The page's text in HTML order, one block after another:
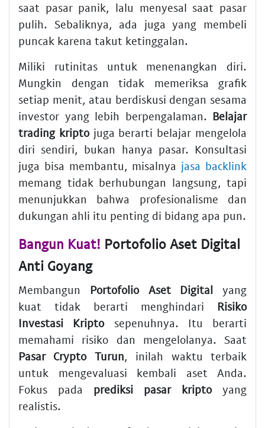
saat pasar panik, lalu menyesal saat pasar
pulih. Sebaliknya, ada juga yang membeli
puncak karena takut ketinggalan.
Miliki rutinitas untuk menenangkan diri.
Mungkin dengan tidak memeriksa grafik
setiap menit, atau berdiskusi dengan sesama
investor yang lebih berpengalaman. Belajar
trading kriptojuga berarti belajar mengelola
diri sendiri, bukan hanya pasar. Konsultasi
juga bisa membantu, misalnya jasa backlink
memang tidak berhubungan langsung, tapi
menunjukkan bahwa profesionalisme dan
dukungan ahli itu penting di bidang apa pun.
Bangun Kuat! Portofolio Aset Digital
Anti Goyang
Membangun Portofolio Aset Digital yang
kuat tidak berarti menghindari Risiko
Investasi Kriptosepenuhnya. Itu berarti
memahami risiko dan mengelolanya. Saat
Pasar Crypto Turun, inilah waktu terbaik
untuk mengevaluasi kembali aset Anda.
Fokus pada prediksi pasar kriptoyang
realistis.